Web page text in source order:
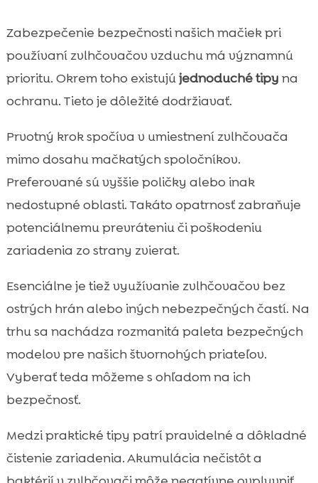
Zabezpečenie bezpečnosti našich mačiek pri
používaní zvlhčovačov vzduchu má významnú
prioritu. Okrem toho existujújednoduché tipy na
ochranu. Tieto je dôležité dodržiavať.
Prvotný krok spočíva v umiestnení zvlhčovača
mimo dosahu mačkatých spoločníkov.
Preferované sú vyššie poličky alebo inak
nedostupné oblasti. Takáto opatrnosť zabraňuje
potenciálnemu prevráteniu či poškodeniu
zariadenia zo strany zvierat.
Esenciálne je tiež využívanie zvlhčovačov bez
ostrých hrán alebo iných nebezpečných častí. Na
trhu sa nachádza rozmanitá paleta bezpečných
modelov pre našich štvornohých priateľov.
Vyberať teda môžeme s ohľadom na ich
bezpečnosť.
Medzi praktické tipy patrí pravidelné a dôkladné
čistenie zariadenia. Akumulácia nečistôt a